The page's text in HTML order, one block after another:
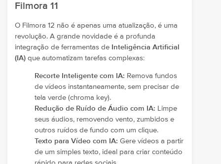
Filmora 11
O Filmora 12 não é apenas uma atualização, é uma
revolução. A grande novidade é a profunda
integração de ferramentas de Inteligência Artificial
(IA) que automatizam tarefas complexas:
Recorte Inteligente com IA: Remova fundos
de vídeos instantaneamente, sem precisar de
tela verde (chroma key).
Redução de Ruído de Áudio com IA: Limpe
seus áudios, removendo vento, zumbidos e
outros ruídos de fundo com um clique.
Texto para Vídeo com IA: Gere vídeos a partir
de um simples texto, ideal para criar conteúdo